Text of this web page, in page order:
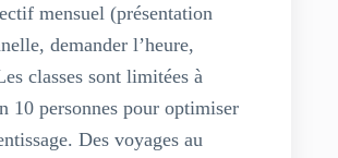
mensuel (présentation
demander l’heure,
classes sont limitées à
10 personnes pour optimiser
Des voyages au